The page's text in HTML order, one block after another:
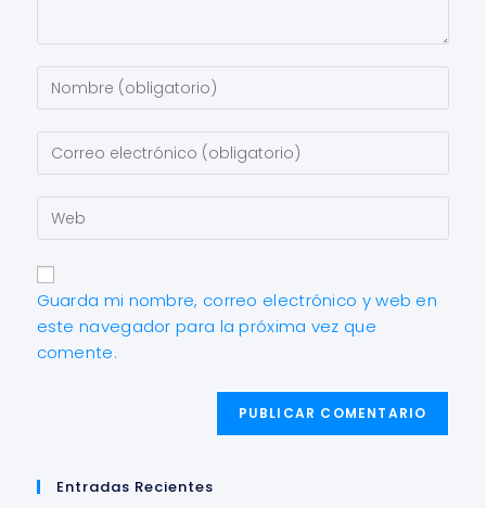
Guarda mi nombre, correo electrónico y web en
este navegador para la próxima vez que
comente.
Entradas Recientes